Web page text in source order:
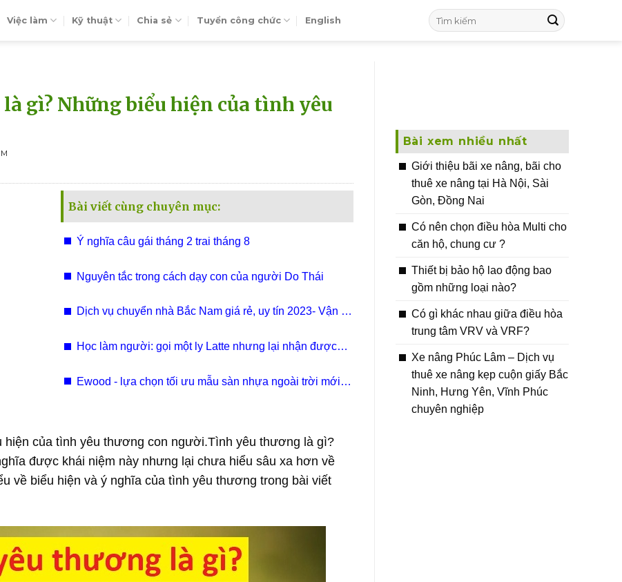
Việc làm Kỹ thuật Chia sẻ Tuyển công chức English
gì? Những biểu hiện của tình yêu
Bài viết cùng chuyên mục:
Ý nghĩa câu gái tháng 2 trai tháng 8
Nguyên tắc trong cách dạy con của người Do Thái
Dịch vụ chuyển nhà Bắc Nam giá rẻ, uy tín 2023- Vận tải
Học làm người: gọi một ly Latte nhưng lại nhận được
Ewood - lựa chọn tối ưu mẫu sàn nhựa ngoài trời mới
của tình yêu thương con người.Tình yêu thương là gì?
được khái niệm này nhưng lại chưa hiểu sâu xa hơn về
về biểu hiện và ý nghĩa của tình yêu thương trong bài viết
Bài xem nhiều nhất
Giới thiệu bãi xe nâng, bãi cho
thuê xe nâng tại Hà Nội, Sài
Gòn, Đồng Nai
Có nên chọn điều hòa Multi cho
căn hộ, chung cư ?
Thiết bị bảo hộ lao động bao
gồm những loại nào?
Có gì khác nhau giữa điều hòa
trung tâm VRV và VRF?
Xe nâng Phúc Lâm – Dịch vụ
thuê xe nâng kẹp cuộn giấy Bắc
Ninh, Hưng Yên, Vĩnh Phúc
chuyên nghiệp